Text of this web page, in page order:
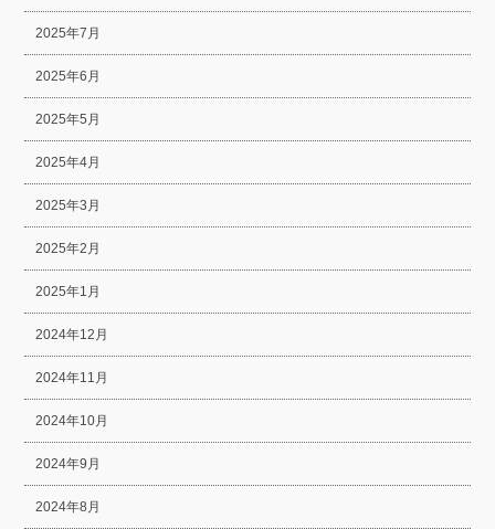
2025年7月
2025年6月
2025年5月
2025年4月
2025年3月
2025年2月
2025年1月
2024年12月
2024年11月
2024年10月
2024年9月
2024年8月